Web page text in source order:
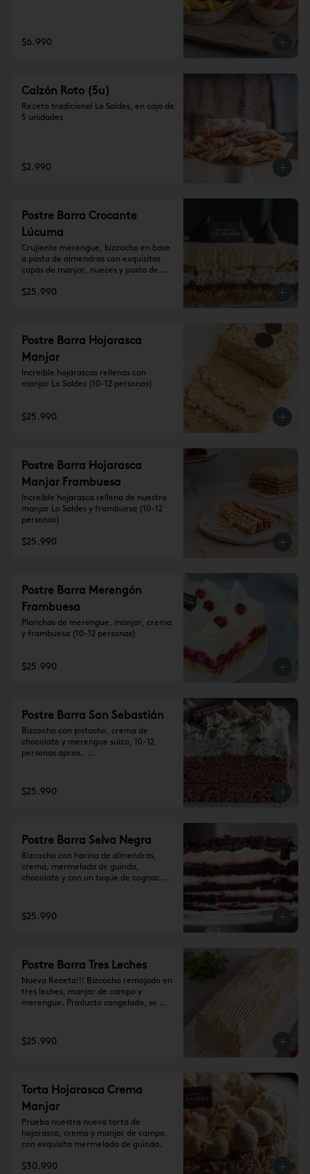
$6.990
Calzón Roto (5u)
Receta tradicional Lo Saldes, en caja de
5 unidades
$2.990
Postre Barra Crocante
Lúcuma
Crujiente merengue, bizcocho en base
a pasta de almendras con exquisitas
capas de manjar, nueces y pasta de
(10-12 personas)
$25.990
Postre Barra Hojarasca
Manjar
Increíble hojarascas rellenas con
manjar Lo Saldes (10-12 personas)
$25.990
Postre Barra Hojarasca
Manjar Frambuesa
Increíble hojarasca rellena de nuestro
manjar Lo Saldes y frambuesa (10-12
personas)
$25.990
Postre Barra Merengón
Frambuesa
Planchas de merengue, manjar, crema
y frambuesa (10-12 personas)
$25.990
Postre Barra San Sebastián
Bizcocho con pistacho, crema de
chocolate y merengue suizo, 10-12
personas aprox.
consumir.
$25.990
Postre Barra Selva Negra
Bizcocho con harina de almendras,
crema, mermelada de guinda,
chocolate y con un toque de cognac
$25.990
Postre Barra Tres Leches
Nueva Receta!!! Bizcocho remojado en
tres leches, manjar de campo y
merengue. Producto congelado, se
personas)
$25.990
Torta Hojarasca Crema
Manjar
Prueba nuestra nueva torta de
hojarasca, crema y manjar de campo,
con exquisita mermelada de guinda.
$30.990